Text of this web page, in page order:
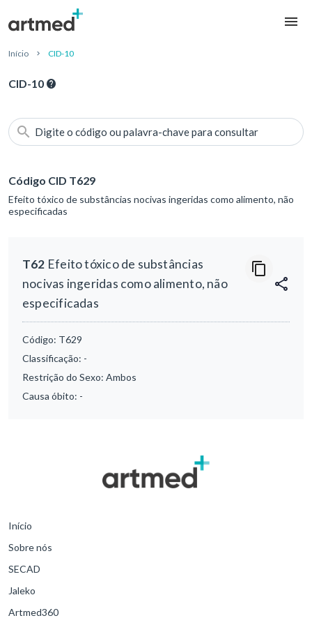
Início CID-10
CID-10
Digite o código ou palavra-chave para consultar
Código CID T629
Efeito tóxico de substâncias nocivas ingeridas como alimento, não
especificadas
T62 Efeito tóxico de substâncias
nocivas ingeridas como alimento, não
especificadas
Código: T629
Classificação: -
Restrição do Sexo: Ambos
Causa óbito: -
Início
Sobre nós
SECAD
Jaleko
Artmed360